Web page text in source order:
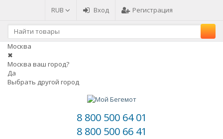
RUB Вход Регистрация
Москва
✖
Москва ваш город?
Да
Выбрать другой город
8 800 500 64 01
8 800 500 66 41